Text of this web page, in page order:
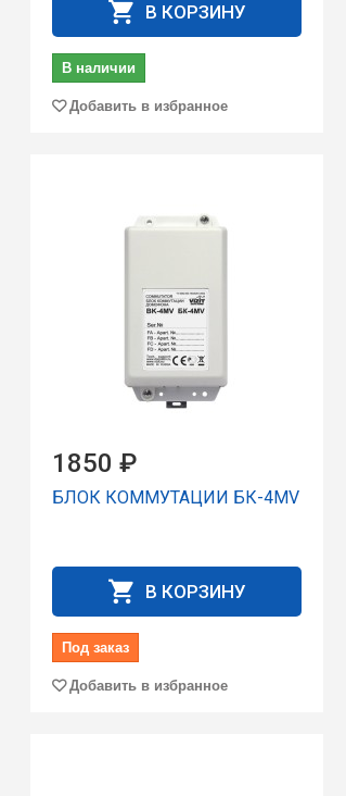
В КОРЗИНУ
В наличии
Добавить в избранное
1850 ₽
БЛОК КОММУТАЦИИ БК-4MV
В КОРЗИНУ
Под заказ
Добавить в избранное